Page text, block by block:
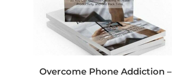
Overcome Phone Addiction –